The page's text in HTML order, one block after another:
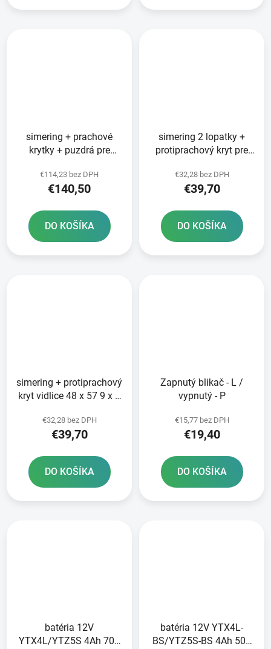
simering + prachové
krytky + puzdrá pre
mm SKF
€114,23 bez DPH
€140,50
DO KOŠÍKA
simering 2 lopatky +
protiprachový kryt pre
WP 48 mm SKF
€32,28 bez DPH
€39,70
DO KOŠÍKA
simering + protiprachový
kryt vidlice 48 x 57 9 x 9
€32,28 bez DPH
€39,70
DO KOŠÍKA
Zapnutý blikač - L /
vypnutý - P
€15,77 bez DPH
€19,40
DO KOŠÍKA
batéria 12V
YTX4L/YTZ5S 4Ah 70A
batéria 12V YTX4L-
BS/YTZ5S-BS 4Ah 50A